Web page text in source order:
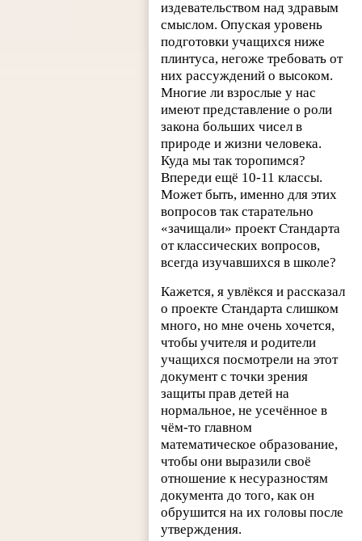
издевательством над здравым
смыслом. Опуская уровень
подготовки учащихся ниже
плинтуса, негоже требовать от
них рассуждений о высоком.
Многие ли взрослые у нас
имеют представление о роли
закона больших чисел в
природе и жизни человека.
Куда мы так торопимся?
Впереди ещё 10-11 классы.
Может быть, именно для этих
вопросов так старательно
«зачищали» проект Стандарта
от классических вопросов,
всегда изучавшихся в школе?
Кажется, я увлёкся и рассказал
о проекте Стандарта слишком
много, но мне очень хочется,
чтобы учителя и родители
учащихся посмотрели на этот
документ с точки зрения
защиты прав детей на
нормальное, не усечённое в
чём-то главном
математическое образование,
чтобы они выразили своё
отношение к несуразностям
документа до того, как он
обрушится на их головы после
утверждения.